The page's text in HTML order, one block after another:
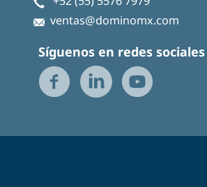
ventas@dominomx.com
Síguenos en redes sociales